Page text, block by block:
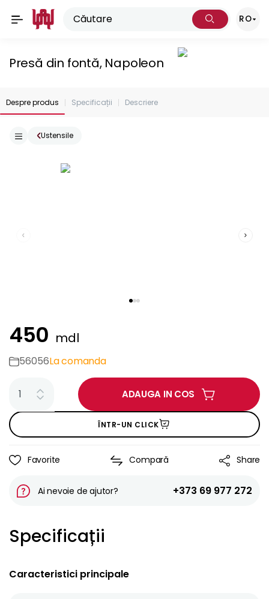
RO
Presă din fontă, Napoleon
Despre produs Specificații Descriere
Ustensile
450 mdl
56056La comanda
ADAUGA IN COS
ÎNTR-UN CLICK
Favorite Compară Share
Ai nevoie de ajutor? +373 69 977 272
Specificații
Caracteristici principale